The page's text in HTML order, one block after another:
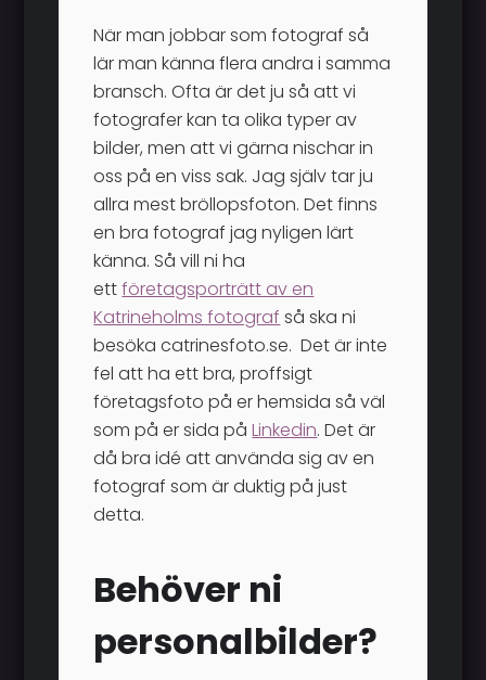
När man jobbar som fotograf så
lär man känna flera andra i samma
bransch. Ofta är det ju så att vi
fotografer kan ta olika typer av
bilder, men att vi gärna nischar in
oss på en viss sak. Jag själv tar ju
allra mest bröllopsfoton. Det finns
en bra fotograf jag nyligen lärt
känna. Så vill ni ha
ettföretagsporträtt av en
Katrineholms fotograf så ska ni
besöka catrinesfoto.se. Det är inte
fel att ha ett bra, proffsigt
företagsfoto på er hemsida så väl
som på er sida påLinkedin. Det är
då bra idé att använda sig av en
fotograf som är duktig på just
detta.
Behöver ni
personalbilder?